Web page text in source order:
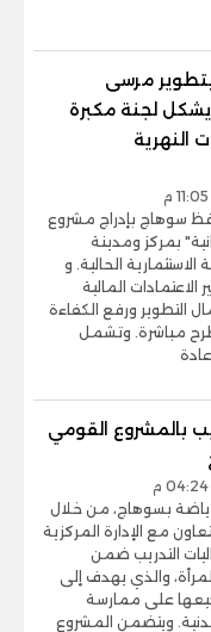
مرسى
لجنة مكبرة
النهرية
سوهاج بإدراج مشروع
بمركز ومدينة
الحالية. و
المالية
التطوير ورفع الكفاءة
مباشرة. وتشمل
بالمشروع القومي
بسوهاج، من خلال
مع الإدارة المركزية
التدريب ضمن
والذي يهدف إلى
على ممارسة
ويتضمن المشروع